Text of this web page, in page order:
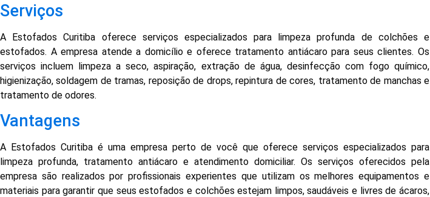
Serviços
A Estofados Curitiba oferece serviços especializados para limpeza profunda de colchões e
estofados. A empresa atende a domicílio e oferece tratamento antiácaro para seus clientes. Os
serviços incluem limpeza a seco, aspiração, extração de água, desinfecção com fogo químico,
higienização, soldagem de tramas, reposição de drops, repintura de cores, tratamento de manchas e
tratamento de odores.
Vantagens
A Estofados Curitiba é uma empresa perto de você que oferece serviços especializados para
limpeza profunda, tratamento antiácaro e atendimento domiciliar. Os serviços oferecidos pela
empresa são realizados por profissionais experientes que utilizam os melhores equipamentos e
materiais para garantir que seus estofados e colchões estejam limpos, saudáveis e livres de ácaros,